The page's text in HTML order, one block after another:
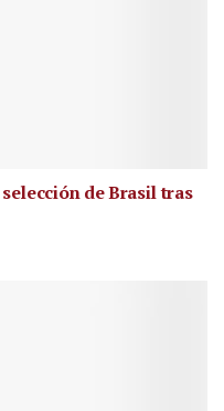
de Brasil tras